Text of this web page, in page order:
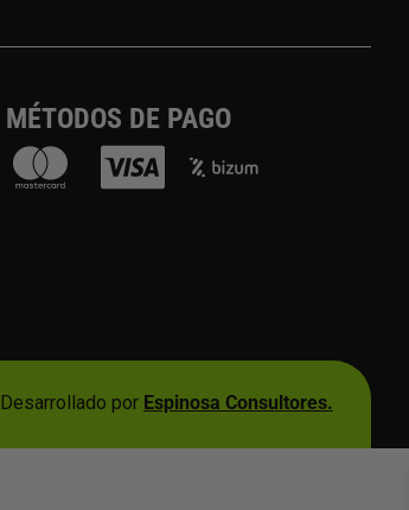
MÉTODOS DE PAGO
Desarrollado por Espinosa Consultores.